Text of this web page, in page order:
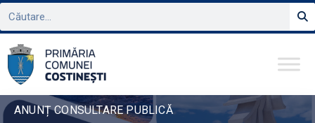
ANUNȚ CONSULTARE PUBLICĂ